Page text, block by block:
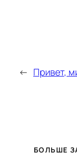
← Привет,
БОЛЬШЕ